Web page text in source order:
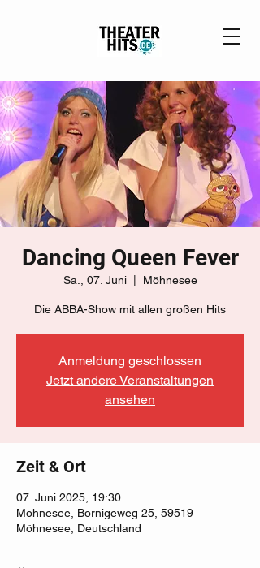
Dancing Queen Fever
Sa., 07. Juni
  |
Möhnesee
Die ABBA-Show mit allen großen Hits
Anmeldung geschlossen
Jetzt andere Veranstaltungen
ansehen
Zeit & Ort
07. Juni 2025, 19:30
Möhnesee, Börnigeweg 25, 59519
Möhnesee, Deutschland